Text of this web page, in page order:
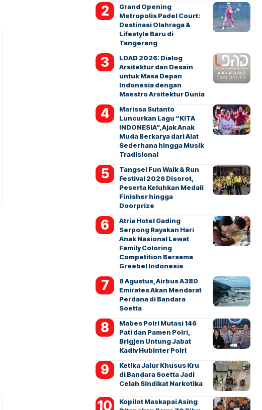
Grand Opening
Metropolis Padel Court:
Destinasi Olahraga &
Lifestyle Baru di
Tangerang
LDAD 2026: Dialog
Arsitektur dan Desain
untuk Masa Depan
Indonesia dengan
Maestro Arsitektur Dunia
Marissa Sutanto
Luncurkan Lagu “KITA
INDONESIA”, Ajak Anak
Muda Berkarya dari Alat
Sederhana hingga Musik
Tradisional
Tangsel Fun Walk & Run
Festival 2026 Disorot,
Peserta Keluhkan Medali
Finisher hingga
Doorprize
Atria Hotel Gading
Serpong Rayakan Hari
Anak Nasional Lewat
Family Coloring
Competition Bersama
Greebel Indonesia
8 Agustus, Airbus A380
Emirates Akan Mendarat
Perdana di Bandara
Soetta
Mabes Polri Mutasi 146
Pati dan Pamen Polri,
Brigjen Untung Jabat
Kadiv Hubinter Polri
Ketika Jalur Khusus Kru
di Bandara Soetta Jadi
Celah Sindikat Narkotika
Kopilot Maskapai Asing